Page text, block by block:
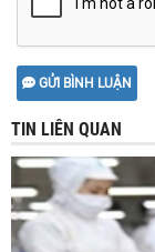
GỬI BÌNH LUẬN
TIN LIÊN QUAN